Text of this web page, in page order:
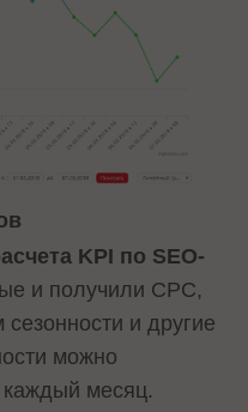
KPI по SEO-
и получили CPC,
и другие
можно
каждый месяц.